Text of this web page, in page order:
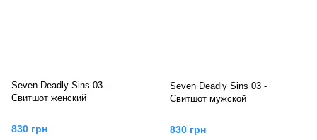
Seven Deadly Sins 03 -
Свитшот женский
830 грн
Seven Deadly Sins 03 -
Свитшот мужской
830 грн